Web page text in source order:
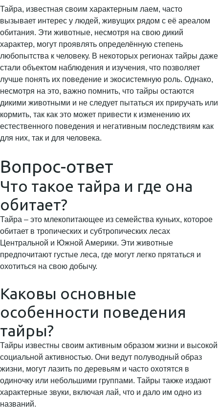
Тайра, известная своим характерным лаем, часто
вызывает интерес у людей, живущих рядом с её ареалом
обитания. Эти животные, несмотря на свою дикий
характер, могут проявлять определённую степень
любопытства к человеку. В некоторых регионах тайры даже
стали объектом наблюдения и изучения, что позволяет
лучше понять их поведение и экосистемную роль. Однако,
несмотря на это, важно помнить, что тайры остаются
дикими животными и не следует пытаться их приручать или
кормить, так как это может привести к изменению их
естественного поведения и негативным последствиям как
для них, так и для человека.
Вопрос-ответ
Что такое тайра и где она
обитает?
Тайра – это млекопитающее из семейства куньих, которое
обитает в тропических и субтропических лесах
Центральной и Южной Америки. Эти животные
предпочитают густые леса, где могут легко прятаться и
охотиться на свою добычу.
Каковы основные
особенности поведения
тайры?
Тайры известны своим активным образом жизни и высокой
социальной активностью. Они ведут полуводный образ
жизни, могут лазить по деревьям и часто охотятся в
одиночку или небольшими группами. Тайры также издают
характерные звуки, включая лай, что и дало им одно из
названий.